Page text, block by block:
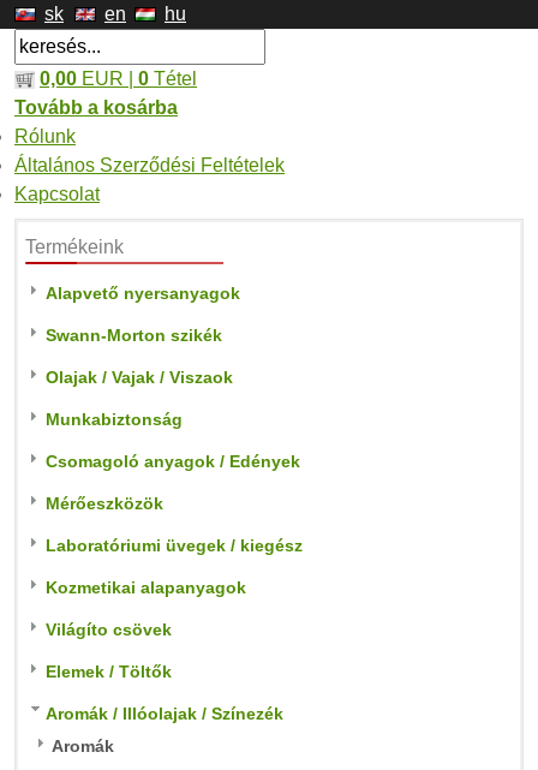
sk en hu
0,00 EUR | 0 Tétel
Tovább a kosárba
Rólunk
Általános Szerződési Feltételek
Kapcsolat
Termékeink
Alapvető nyersanyagok
Swann-Morton szikék
Olajak / Vajak / Viszaok
Munkabiztonság
Csomagoló anyagok / Edények
Mérőeszközök
Laboratóriumi üvegek / kiegész
Kozmetikai alapanyagok
Világíto csövek
Elemek / Töltők
Aromák / Illóolajak / Színezék
Aromák